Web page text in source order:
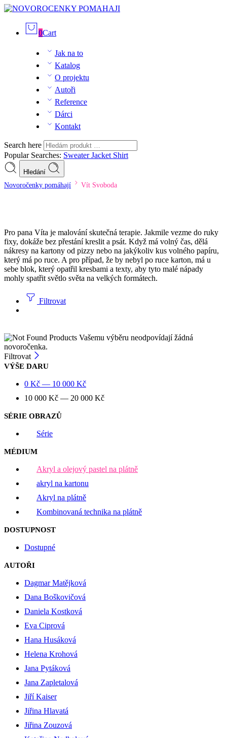
0Cart
Jak na to
Katalog
O projektu
Autoři
Reference
Dárci
Kontakt
Search here
Popular Searches: SweaterJacket Shirt
Hledání
Novoročenky pomáhají Vít Svoboda
Pro pana Víta je malování skutečná terapie. Jakmile vezme do ruky
fixy, dokáže bez přestání kreslit a psát. Když má volný čas, dělá
nákresy na kartony od pizzy nebo na jakýkoliv kus volného papíru,
který má po ruce. A pro případ, že by nebyl po ruce karton, má u
sebe blok, který opatřil kresbami a texty, aby tyto malé nápady
mohly spatřit světlo světa na velkých formátech.
Filtrovat
Vašemu výběru neodpovídají žádná
novoročenka.
Filtrovat
VÝŠE DARU
0 Kč — 10 000 Kč
10 000 Kč — 20 000 Kč
SÉRIE OBRAZŮ
Série
MÉDIUM
Akryl a olejový pastel na plátně
akryl na kartonu
Akryl na plátně
Kombinovaná technika na plátně
DOSTUPNOST
Dostupné
AUTOŘI
Dagmar Matějková
Dana Boškovičová
Daniela Kostková
Eva Ciprová
Hana Husáková
Helena Krohová
Jana Pytáková
Jana Zapletalová
Jiří Kaiser
Jiřina Hlavatá
Jiřina Zouzová